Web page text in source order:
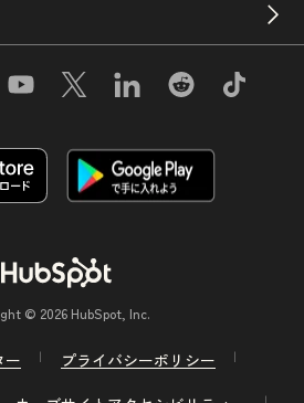
© 2026 HubSpot, Inc.
ー
プライバシーポリシー